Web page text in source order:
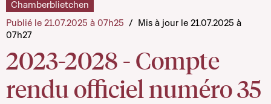
2023-2028 - Compte
rendu officiel numéro 35
Chamberblietchen
Publié le 21.07.2025 à 07h25 / Mis à jour le 21.07.2025 à
07h27